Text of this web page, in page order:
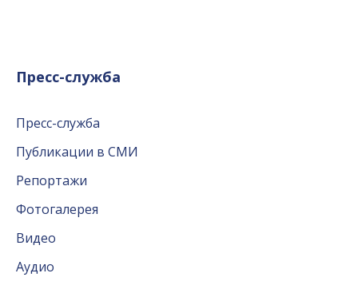
Пресс-служба
Пресс-служба
Публикации в СМИ
Репортажи
Фотогалерея
Видео
Аудио